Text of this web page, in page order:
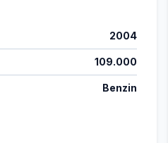
2004
109.000
Benzin